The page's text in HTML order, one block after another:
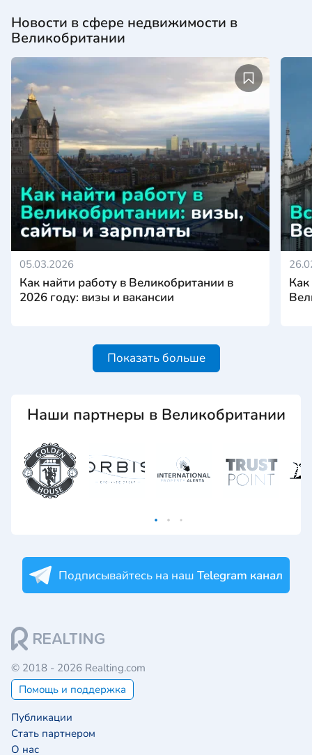
Новости в сфере недвижимости в
Великобритании
05.03.2026
Как найти работу в Великобритании в
2026 году: визы и вакансии
Показать больше
Наши партнеры в Великобритании
Подписывайтесь на наш Telegram канал
© 2018 - 2026 Realting.com
Помощь и поддержка
Публикации
Стать партнером
О нас